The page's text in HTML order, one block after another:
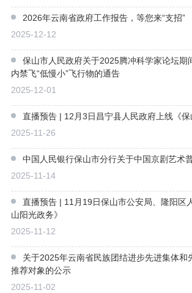
2026年云南省政府工作报告，等您来“支招”
2025-12-12
保山市人民政府关于2025腾冲科学家论坛期
内禁飞“低慢小”飞行物的通告
2025-12-01
直播预告 | 12月3日昌宁县人民政府上线《保
2025-11-26
中国人民银行保山市分行关于中国京剧艺术
2025-11-14
直播预告 | 11月19日保山市公安局、隆阳区
山阳光政务》
2025-11-12
关于2025年云南省民族团结进步先进集体和
推荐对象的公示
2025-11-02